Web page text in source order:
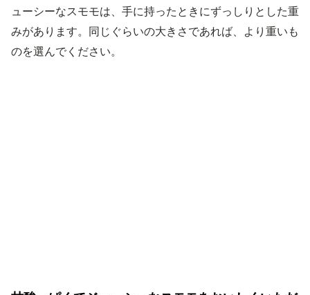
ューシーなスモモは、手に持ったときにずっしりとした重
みがあります。同じぐらいの大きさであれば、より重いも
のを選んでください。